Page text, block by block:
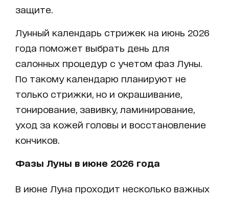
защите.
Лунный календарь стрижек на июнь 2026
года поможет выбрать день для
салонных процедур с учетом фаз Луны.
По такому календарю планируют не
только стрижки, но и окрашивание,
тонирование, завивку, ламинирование,
уход за кожей головы и восстановление
кончиков.
Фазы Луны в июне 2026 года
В июне Луна проходит несколько важных